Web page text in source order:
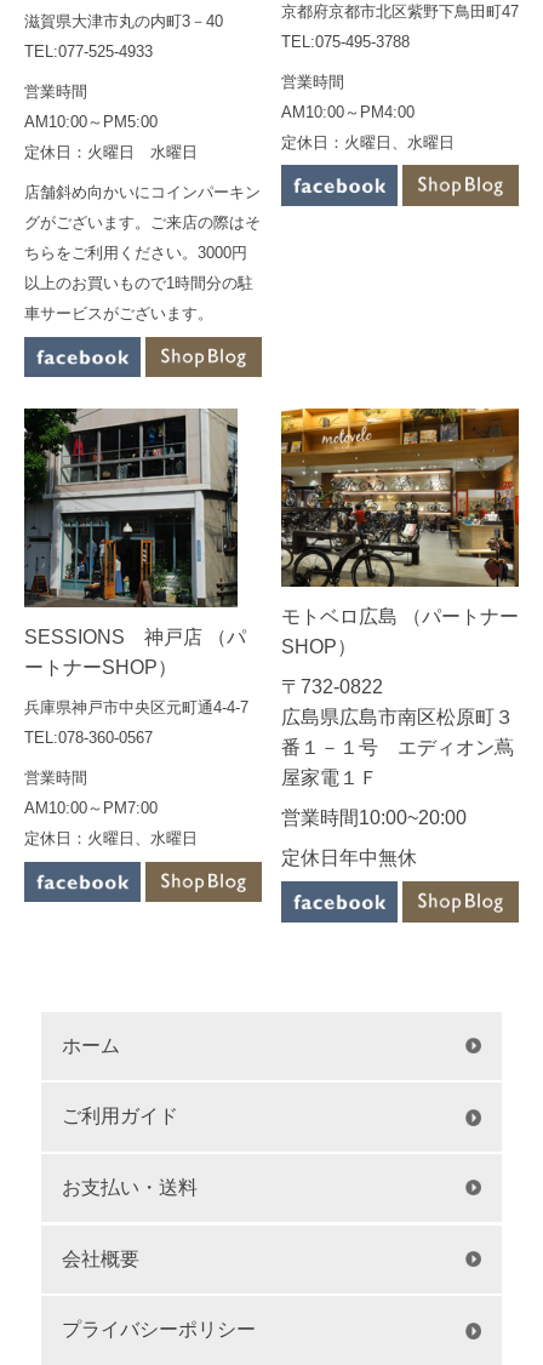
滋賀県大津市丸の内町3－40
TEL:077-525-4933
営業時間
AM10:00～PM5:00
定休日：火曜日 水曜日
店舗斜め向かいにコインパーキン
グがございます。ご来店の際はそ
ちらをご利用ください。3000円
以上のお買いもので1時間分の駐
車サービスがございます。
京都府京都市北区紫野下鳥田町47
TEL:075-495-3788
営業時間
AM10:00～PM4:00
定休日：火曜日、水曜日
SESSIONS 神戸店 （パ
ートナーSHOP）
兵庫県神戸市中央区元町通4-4-7
TEL:078-360-0567
営業時間
AM10:00～PM7:00
定休日：火曜日、水曜日
モトベロ広島 （パートナー
SHOP）
〒732-0822
広島県広島市南区松原町３
番１－１号 エディオン蔦
屋家電１Ｆ
営業時間10:00~20:00
定休日年中無休
ホーム
ご利用ガイド
お支払い・送料
会社概要
プライバシーポリシー